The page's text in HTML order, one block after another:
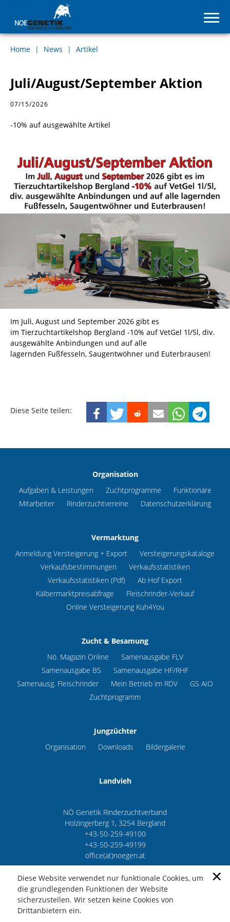
Home News Artikel
Juli/August/September Aktion
07/15/2026
-10% auf ausgewählte Artikel
Im Juli, August und September 2026 gibt es
im Tierzuchtartikelshop Bergland -10% auf VetGel 1l/5l, div.
ausgewählte Anbindungen und auf alle
lagernden Fußfesseln, Saugentwöhner und Euterbrausen!
Diese Seite teilen:
Organisation
Aufgaben & Leistungen
Zuchtprogramme
Funktionäre
Mitarbeiter
Rinderzuchtvereine Datenschutzerklärung
Vermarktung
Anmeldung Versteigerung + Export
Versteigerungskataloge
Verkaufsbestimmungen
Verkaufsstatistiken
Verkaufsstatistiken (Pdf)
Ab Hof Export
Kälbermarktpreisabfrage
Fleischrinder-Verkauf
Online Versteigerung Kuh4You
Zucht & Besamung
Nö. Magazin Online
Samenausgabe FLV
Samenausgabe BS
Samenausgabe HF/RHF
Samenausg. Fleischrinder
Mein Betrieb im RDV
GS AIO
Zuchtprogramm
Jungzüchter
Organisation
Downloads Bildergalerie
Landvieh
NÖ Genetik Rinderzuchtverband
Holzingerberg 1, 3254 Bergland
+43-50-259-49100
+43-50-259-49199
office(at)noegen.at
Impressum Datenschutz
×
Diese Website verwendet nur funktionale Cookies, um
die grundlegenden Funktionen der Website
sicherzustellen. Wir setzen keine Cookies von
Drittanbietern ein.